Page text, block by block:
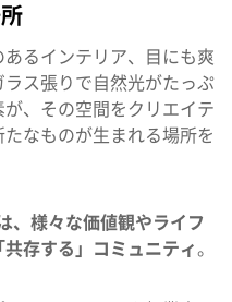
るインテリア、目にも爽
ス張りで自然光がたっぷ
が、その空間をクリエイテ
なものが生まれる場所を
、様々な価値観やライフ
存する」コミュニティ。